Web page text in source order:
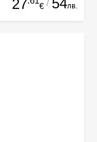
27 € / 54лв.